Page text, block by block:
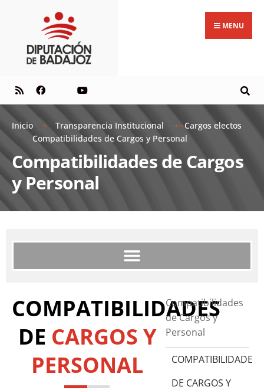
MENU
Inicio Transparencia Institucional
Cargos electos
Compatibilidades de Cargos y Personal
Compatibilidades de Cargos
y Personal
COMPATIBILIDADES
DE CARGOS Y
PERSONAL
Compatibilidades
de Cargos y
Personal
COMPATIBILIDADES
DE CARGOS Y